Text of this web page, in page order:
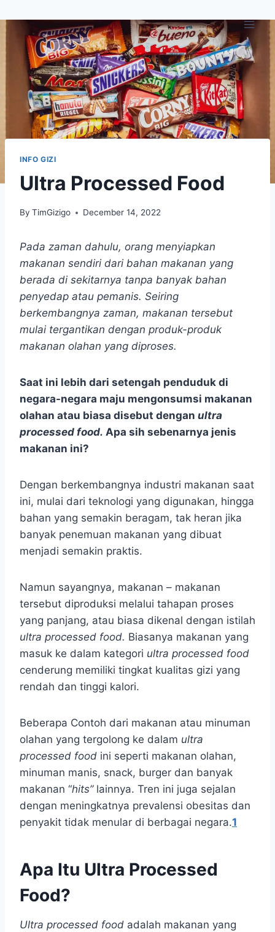
to
content
INFO GIZI
Ultra Processed Food
By TimGizigo December 14, 2022
Pada zaman dahulu, orang menyiapkan
makanan sendiri dari bahan makanan yang
berada di sekitarnya tanpa banyak bahan
penyedap atau pemanis. Seiring
berkembangnya zaman, makanan tersebut
mulai tergantikan dengan produk-produk
makanan olahan yang diproses.
Saat ini lebih dari setengah penduduk di
negara-negara maju mengonsumsi makanan
olahan atau biasa disebut dengan ultra
processed food. Apa sih sebenarnya jenis
makanan ini?
Dengan berkembangnya industri makanan saat
ini, mulai dari teknologi yang digunakan, hingga
bahan yang semakin beragam, tak heran jika
banyak penemuan makanan yang dibuat
menjadi semakin praktis.
Namun sayangnya, makanan – makanan
tersebut diproduksi melalui tahapan proses
yang panjang, atau biasa dikenal dengan istilah
ultra processed food. Biasanya makanan yang
masuk ke dalam kategori ultra processed food
cenderung memiliki tingkat kualitas gizi yang
rendah dan tinggi kalori.
Beberapa Contoh dari makanan atau minuman
olahan yang tergolong ke dalam ultra
processed food ini seperti makanan olahan,
minuman manis, snack, burger dan banyak
makanan “hits” lainnya. Tren ini juga sejalan
dengan meningkatnya prevalensi obesitas dan
penyakit tidak menular di berbagai negara.1
Apa Itu Ultra Processed
Food?
Ultra processed food adalah makanan yang